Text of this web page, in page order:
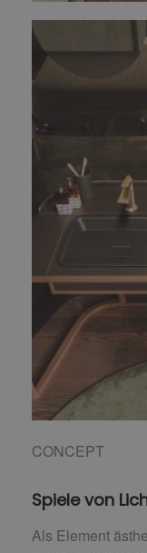
CONCEPT
Spiele von
Als Element